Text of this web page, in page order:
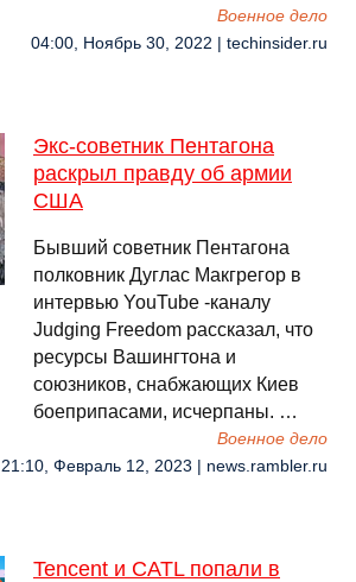
Военное дело
04:00, Ноябрь 30, 2022 | techinsider.ru
Экс-советник Пентагона
раскрыл правду об армии
США
Бывший советник Пентагона
полковник Дуглас Макгрегор в
интервью YouTube -каналу
Judging Freedom рассказал, что
ресурсы Вашингтона и
союзников, снабжающих Киев
боеприпасами, исчерпаны. …
Военное дело
21:10, Февраль 12, 2023 | news.rambler.ru
Tencent и CATL попали в